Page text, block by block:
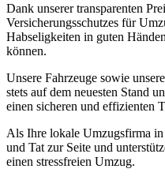
Dank unserer transparenten
Versicherungsschutzes für
Habseligkeiten in guten
können.
Unsere Fahrzeuge sowie
stets auf dem neuesten Stand
einen sicheren und effizienten
Als Ihre lokale Umzugsfirma
und Tat zur Seite und
einen stressfreien Umzug.